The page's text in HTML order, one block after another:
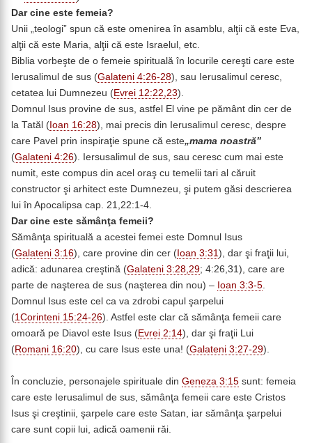
Dar cine este femeia?
Unii „teologi” spun că este omenirea în asamblu, alţii că este Eva,
alţii că este Maria, alţii că este Israelul, etc.
Biblia vorbeşte de o femeie spirituală în locurile cereşti care este
Ierusalimul de sus (Galateni 4:26-28), sau Ierusalimul ceresc,
cetatea lui Dumnezeu (Evrei 12:22,23).
Domnul Isus provine de sus, astfel El vine pe pământ din cer de
la Tatăl ( Ioan 16:28), mai precis din Ierusalimul ceresc, despre
care Pavel prin inspiraţie spune că este„mama noastră”
(Galateni 4:26). Iersusalimul de sus, sau ceresc cum mai este
numit, este compus din acel oraş cu temelii tari al căruit
constructor şi arhitect este Dumnezeu, şi putem găsi descrierea
lui în Apocalipsa cap. 21,22:1-4.
Dar cine este sămânţa femeii?
Sămânţa spirituală a acestei femei este Domnul Isus
(Galateni 3:16), care provine din cer ( Ioan 3:31), dar şi fraţii lui,
adică: adunarea creştină (Galateni 3:28,29; 4:26,31), care are
parte de naşterea de sus (naşterea din nou) – Ioan 3:3-5.
Domnul Isus este cel ca va zdrobi capul şarpelui
(1Corinteni 15:24-26). Astfel este clar că sămânţa femeii care
omoară pe Diavol este Isus (Evrei 2:14), dar şi fraţii Lui
(Romani 16:20), cu care Isus este una! (Galateni 3:27-29).
În concluzie, personajele spirituale din Geneza 3:15 sunt: femeia
care este Ierusalimul de sus, sămânţa femeii care este Cristos
Isus şi creştinii, şarpele care este Satan, iar sămânţa şarpelui
care sunt copii lui, adică oamenii răi.